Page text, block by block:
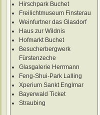
Hirschpark Buchet
Freilichtmuseum Finsterau
Weinfurtner das Glasdorf
Haus zur Wildnis
Hofmarkt Buchet
Besucherbergwerk
Fürstenzeche
Glasgalerie Herrmann
Feng-Shui-Park Lalling
Xperium Sankt Englmar
Bayerwald Ticket
Straubing